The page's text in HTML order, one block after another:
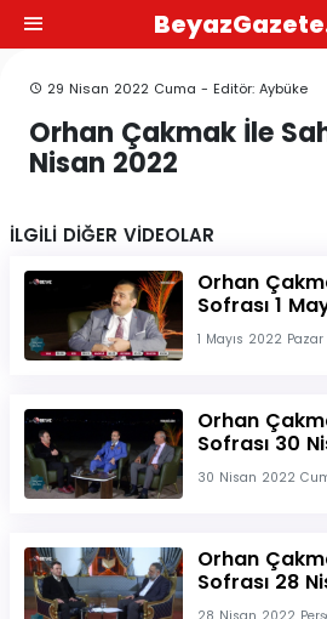
29 Nisan 2022 Cuma - Editör: Aybüke
Orhan Çakmak İle
Nisan 2022
İLGİLİ DİĞER VİDEOLAR
Orhan
Sofrası 1
1 Mayıs 2022 Pazar
Orhan
Sofrası 30
30 Nisan 2022
Orhan
Sofrası 28